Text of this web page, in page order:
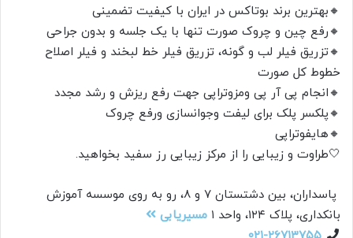
🔸️بهترین برند بوتاکس در ایران با کیفیت تضمینی
🔸️رفع چین و چروک صورت تنها با یک جلسه و بدون جراحی
🔸️تزریق فیلر لب و گونه، تزریق فیلر خط لبخند و فیلر اصلاح
خطوط کل صورت
🔸️انجام پی آر پی ومزوتراپی جهت رفع ریزش و رشد مجدد
🔸️پلکسر پلک برای لیفت وجوانسازی ورفع چروک
🔸️هایفوتراپی
🤍طراوت و زیبایی را از مرکز زیبایی رز سفید بخواهید.
پاسداران، بین دشتستان ۷ و ۸، رو به روی موسسه آموزش
بانکداری، پلاک ۱۲۴، واحد ۱
مسیریابی